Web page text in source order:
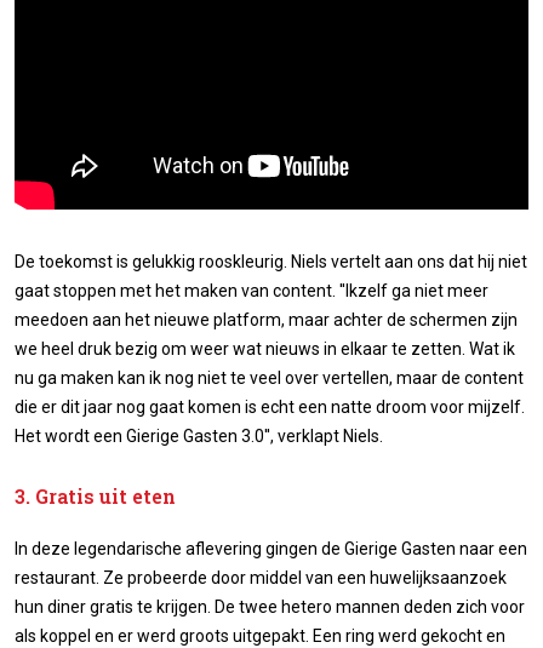
De toekomst is gelukkig rooskleurig. Niels vertelt aan ons dat hij niet
gaat stoppen met het maken van content. ''Ikzelf ga niet meer
meedoen aan het nieuwe platform, maar achter de schermen zijn
we heel druk bezig om weer wat nieuws in elkaar te zetten. Wat ik
nu ga maken kan ik nog niet te veel over vertellen, maar de content
die er dit jaar nog gaat komen is echt een natte droom voor mijzelf.
Het wordt een Gierige Gasten 3.0'', verklapt Niels.
3. Gratis uit eten
In deze legendarische aflevering gingen de Gierige Gasten naar een
restaurant. Ze probeerde door middel van een huwelijksaanzoek
hun diner gratis te krijgen. De twee hetero mannen deden zich voor
als koppel en er werd groots uitgepakt. Een ring werd gekocht en